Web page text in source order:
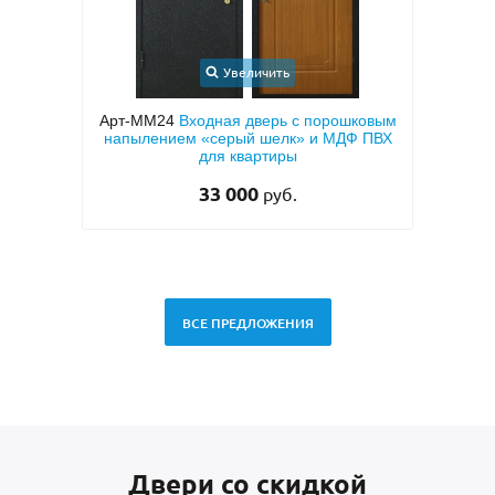
Увеличить
Арт-ММ188Входная теплоизоляционная
дверь с коричневыми плитами МДФ с
двух сторон, с узким стеклом и ковкой
51 000 руб.
ВСЕ ПРЕДЛОЖЕНИЯ
Двери со скидкой